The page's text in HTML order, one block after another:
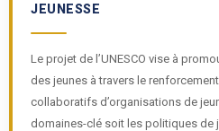
JEUNESSE
Le projet de l’UNESCO vise à
des jeunes à travers le
collaboratifs d’organisations de
domaines-clé soit les politiques de